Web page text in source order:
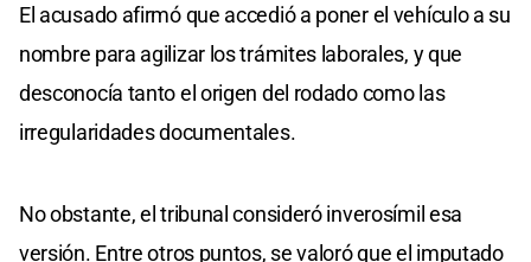
El acusado afirmó que accedió a poner el vehículo a su
nombre para agilizar los trámites laborales, y que
desconocía tanto el origen del rodado como las
irregularidades documentales.
No obstante, el tribunal consideró inverosímil esa
versión. Entre otros puntos, se valoró que el imputado